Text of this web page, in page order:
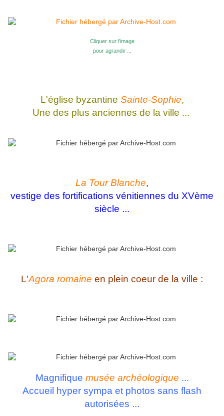
Cliquer sur l'image
pour agrandir ...
L'église byzantine Sainte-Sophie,
Une des plus anciennes de la ville ...
La Tour Blanche,
vestige des fortifications vénitiennes du XVème
siècle ...
L'Agora romaine en plein coeur de la ville :
Magnifique musée archéologique ...
Accueil hyper sympa et photos sans flash
autorisées ...